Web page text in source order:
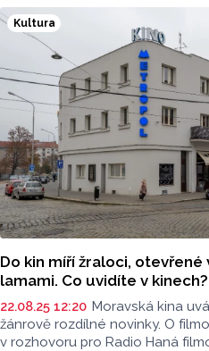
Kultura
Do kin míří žraloci,
lamami. Co uvidíte v kinech?
22.08.25 12:20 Moravská kina
žánrově rozdílné novinky. O
v rozhovoru pro Radio Haná